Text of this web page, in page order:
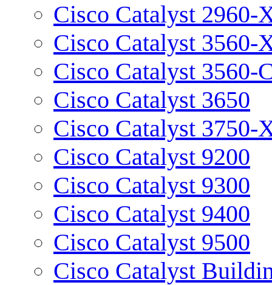
Cisco Catalyst 2960-
Cisco Catalyst 3560-
Cisco Catalyst 3560-
Cisco Catalyst 3650
Cisco Catalyst 3750-
Cisco Catalyst 9200
Cisco Catalyst 9300
Cisco Catalyst 9400
Cisco Catalyst 9500
Cisco Catalyst